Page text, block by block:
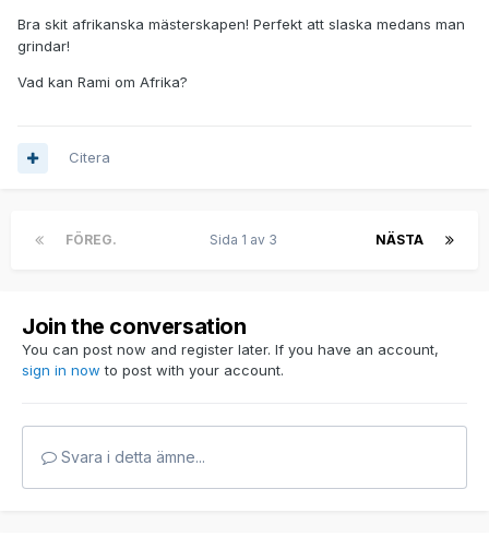
Bra skit afrikanska mästerskapen! Perfekt att slaska medans man
grindar!
Vad kan Rami om Afrika?
Citera
FÖREG. NÄSTA
Sida 1 av 3
Join the conversation
You can post now and register later. If you have an account,
sign in now to post with your account.
Svara i detta ämne...